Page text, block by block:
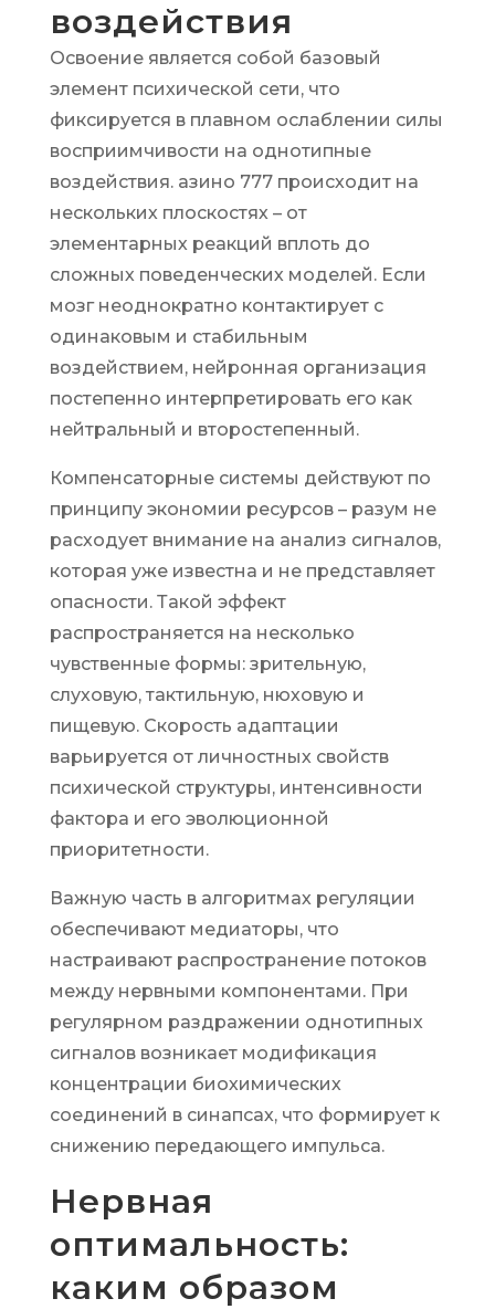
воздействия
Освоение является собой базовый
элемент психической сети, что
фиксируется в плавном ослаблении силы
восприимчивости на однотипные
воздействия. азино 777 происходит на
нескольких плоскостях – от
элементарных реакций вплоть до
сложных поведенческих моделей. Если
мозг неоднократно контактирует с
одинаковым и стабильным
воздействием, нейронная организация
постепенно интерпретировать его как
нейтральный и второстепенный.
Компенсаторные системы действуют по
принципу экономии ресурсов – разум не
расходует внимание на анализ сигналов,
которая уже известна и не представляет
опасности. Такой эффект
распространяется на несколько
чувственные формы: зрительную,
слуховую, тактильную, нюховую и
пищевую. Скорость адаптации
варьируется от личностных свойств
психической структуры, интенсивности
фактора и его эволюционной
приоритетности.
Важную часть в алгоритмах регуляции
обеспечивают медиаторы, что
настраивают распространение потоков
между нервными компонентами. При
регулярном раздражении однотипных
сигналов возникает модификация
концентрации биохимических
соединений в синапсах, что формирует к
снижению передающего импульса.
Нервная
оптимальность:
каким образом